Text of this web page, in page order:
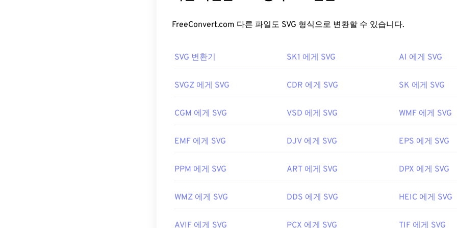
RWL의 대체 뷰어로는 XnView MP가있습니다. RWL은 Adobe Photoshop
Magix Photo Manager 에서도 지원됩니다.
미지 품질 저하 없이 크기를 조정할 수 있습니다. 또한 SVG는 이미지 형식이 아
다.
SVG 파일을 어떻게 여나요?
또한 SVG는 XML 파일이므로
Windows 메모장이나 macOS용 Brackets 과 같은
플러그인용SVG 키트를
설치하세요. 몇 가지 온라인 도구를 사용하여 SVG 파일
세요. SVG를 JPG로 변환하는 등 벡터 파일로 변환하려면
SVG to JPG또는SVG
FreeConvert.com 다른 파일도 SVG 형식으로 변환할 수 있습니다.
SVG 변환기 SK1 에게 SVG AI 에게 SVG
SVGZ 에게 SVG CDR 에게 SVG SK 에게 SVG
CGM 에게 SVG VSD 에게 SVG WMF 에게 SVG
EMF 에게 SVG DJV 에게 SVG EPS 에게 SVG
PPM 에게 SVG ART 에게 SVG DPX 에게 SVG
WMZ 에게 SVG DDS 에게 SVG HEIC 에게 SVG
AVIF 에게 SVG PCX 에게 SVG TIF 에게 SVG